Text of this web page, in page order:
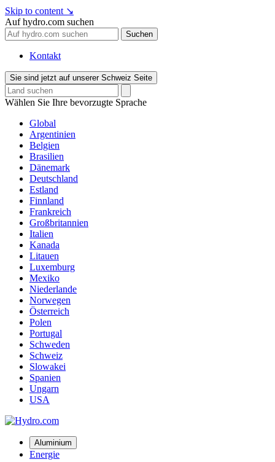
Skip to content ↘
Auf hydro.com suchen
Suchen
Kontakt
Sie sind jetzt auf unserer Schweiz Seite
Wählen Sie Ihre bevorzugte Sprache
Global
Argentinien
Belgien
Brasilien
Dänemark
Deutschland
Estland
Finnland
Frankreich
Großbritannien
Italien
Kanada
Litauen
Luxemburg
Mexiko
Niederlande
Norwegen
Österreich
Polen
Portugal
Schweden
Schweiz
Slowakei
Spanien
Ungarn
USA
Aluminium
Energie